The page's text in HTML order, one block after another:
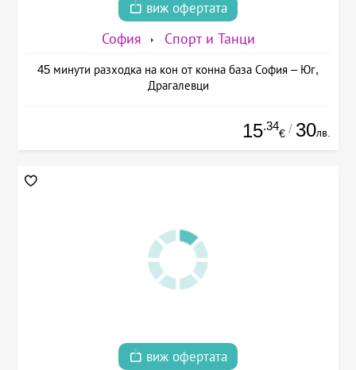
виж офертата
София Спорт и Танци
45 минути разходка на кон от конна база София – Юг,
Драгалевци
15.34
€ / 30лв.
виж офертата